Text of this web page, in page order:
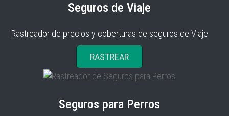
Seguros de Viaje
Rastreador de precios y coberturas de seguros de Viaje
RASTREAR
Seguros para Perros